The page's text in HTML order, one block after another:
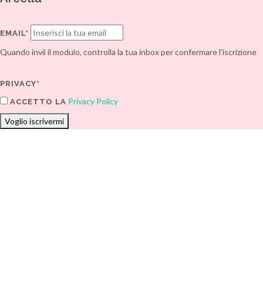
EMAIL*
Quando invii il modulo, controlla la tua inbox per confermare l'iscrizione
PRIVACY*
ACCETTO LA Privacy Policy
Voglio iscrivermi